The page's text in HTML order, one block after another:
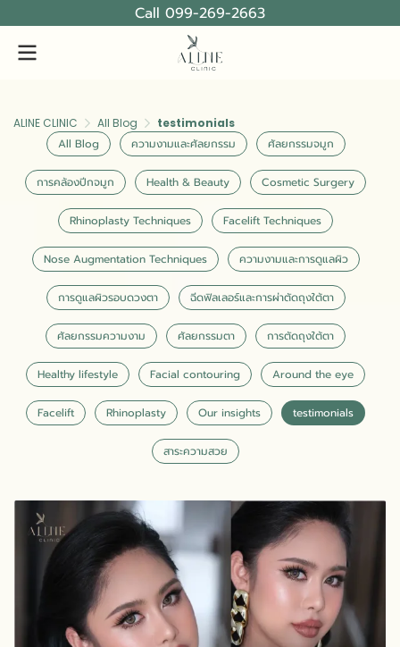
Call 099-269-2663
ALINE CLINIC All Blog testimonials
All Blog ความงามและศัลยกรรม ศัลยกรรมจมูก
การคล้องปีกจมูก Health & Beauty Cosmetic Surgery
Rhinoplasty Techniques Facelift Techniques
Nose Augmentation Techniques ความงามและการดูแลผิว
การดูแลผิวรอบดวงตา ฉีดฟิลเลอร์และการผ่าตัดถุงใต้ตา
ศัลยกรรมความงาม ศัลยกรรมตา การตัดถุงใต้ตา
Healthy lifestyle Facial contouring Around the eye
Facelift Rhinoplasty Our insights testimonials
สาระความสวย